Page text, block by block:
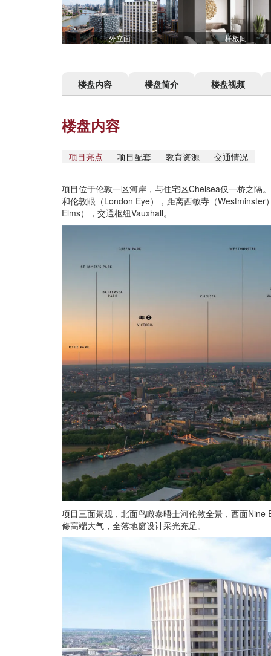
外立面 样板间
楼盘内容 楼盘简介 楼盘视频
楼盘内容
项目亮点 项目配套 教育资源 交通情况
项目位于伦敦一区河岸，与住宅区Chelsea仅一桥之隔
和伦敦眼（London Eye），距离西敏寺（
Elms），交通枢纽Vauxhall。
项目三面景观，北面鸟瞰泰晤士河伦敦全景，西面
修高端大气，全落地窗设计采光充足。